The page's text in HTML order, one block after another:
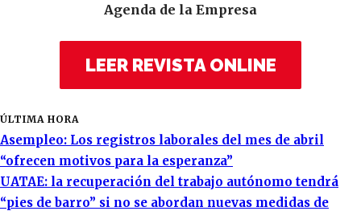
Agenda de la Empresa
LEER REVISTA ONLINE
ÚLTIMA HORA
Asempleo: Los registros laborales del mes de abril
“ofrecen motivos para la esperanza”
UATAE: la recuperación del trabajo autónomo tendrá
“pies de barro” si no se abordan nuevas medidas de